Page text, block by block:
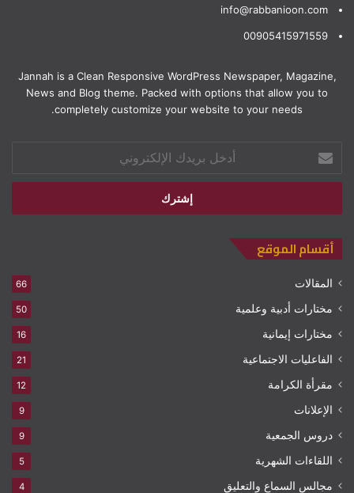
info@rabbanioon.com
00905415971559
Jannah is a Clean Responsive WordPress Newspaper, Magazine,
News and Blog theme. Packed with options that allow you to
completely customize your website to your needs.
بريدك
الإلكتروني
أقسام الموقع
المقالات 66
مختارات أدبية وعلمية 50
مختارات إيمانية 16
الفاعليات الاجتماعية 21
مقرأة الكرامة 12
الإعلانات 9
دروس الجمعية 9
اللقاءات الشهرية 5
مجالس السماع والتعليق 4